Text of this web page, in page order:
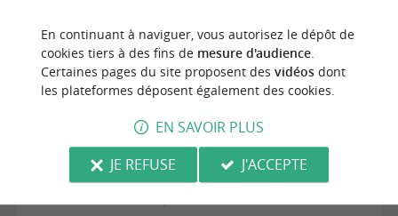
En continuant à naviguer, vous autorisez le dépôt de
cookies tiers à des fins de mesure d'audience.
Certaines pages du site proposent des vidéosdont
les plateformes déposent également des cookies.
EN SAVOIR PLUS
JE REFUSE
J'ACCEPTE